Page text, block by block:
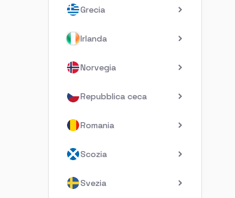
Grecia
Irlanda
Norvegia
Repubblica ceca
Romania
Scozia
Svezia